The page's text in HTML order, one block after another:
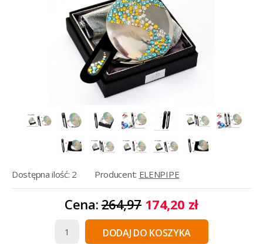
Dostępna ilość: 2 Producent: ELENPIPE
Cena:264,97 174,20 zł
DODAJ DO KOSZYKA